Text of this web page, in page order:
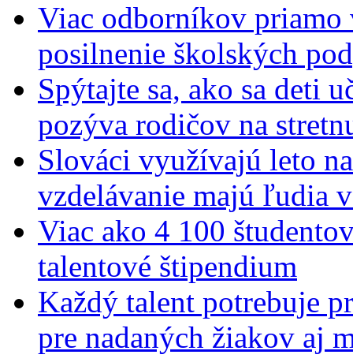
Viac odborníkov priamo
posilnenie školských
Spýtajte sa, ako sa deti
pozýva rodičov na
Slováci využívajú leto
vzdelávanie majú ľudia
Viac ako 4 100
talentové štipendium
Každý talent potrebuje
pre nadaných žiakov aj